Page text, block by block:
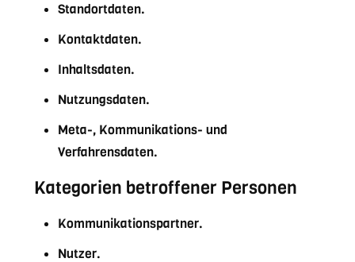
Standortdaten.
Kontaktdaten.
Inhaltsdaten.
Nutzungsdaten.
Meta-, Kommunikations- und
Verfahrensdaten.
Kategorien betroffener Personen
Kommunikationspartner.
Nutzer.